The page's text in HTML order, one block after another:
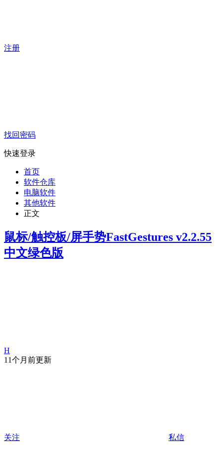
注册
找回密码
快速登录
首页
软件仓库
电脑软件
其他软件
正文
鼠标/触控板/屏手势FastGestures v2.2.55
中文绿色版
H
11个月前更新
关注 私信